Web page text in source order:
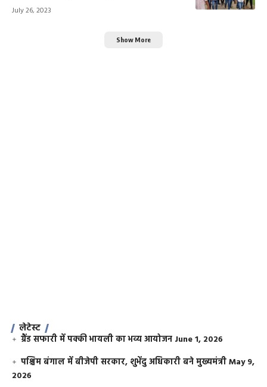
July 26, 2023
Show More
लेटेस्ट
ग्रैंड सफारी में पक्की भायली का भव्य आयोजन June 1, 2026
पश्चिम बंगाल में बीजेपी सरकार, शुभेंदु अधिकारी बने मुख्यमंत्रीMay 9,
2026